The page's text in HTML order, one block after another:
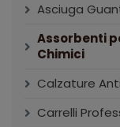
Asciuga
Assorbenti
Chimici
Calzature
Carrelli